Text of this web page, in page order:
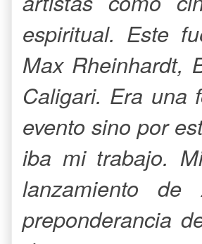
espiritual. Este
Max Rheinhardt,
Caligari. Era una
evento sino por
iba mi trabajo.
lanzamiento
preponderancia